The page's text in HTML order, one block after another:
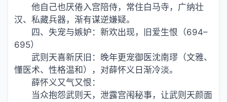
他自己也厌倦入宫陪侍，常住白马寺，广纳壮
汉、私藏兵器，渐有谋逆嫌疑。
四、失宠与嫉妒：新欢出现，旧爱生恨（694–
695）
武则天喜新厌旧：晚年更宠御医沈南璆（文雅、
懂医术、性格温和），对薛怀义日渐冷淡。
薛怀义又气又恨：
当众抱怨武则天，泄露宫闱秘事，让武则天颜面